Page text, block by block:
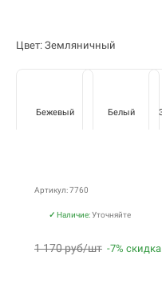
Цвет: Земляничный
Бежевый Белый
Артикул: 7760
✓ Наличие:Уточняйте
1 170 руб/шт -7% скидка